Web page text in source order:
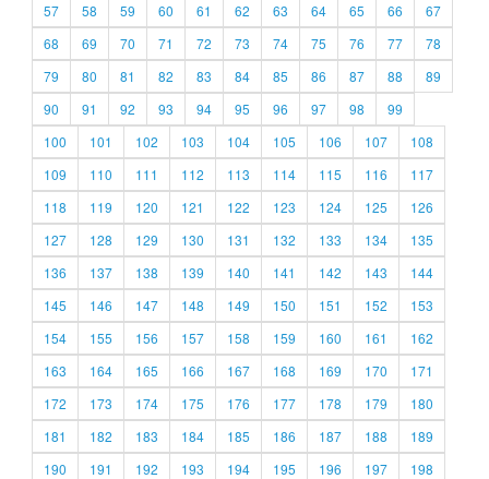
57
58 59 60 61 62 63 64 65 66
67
68
69 70 71 72 73 74 75 76 77
78
79
80 81 82 83 84 85 86 87 88
89
90
91 92 93 94 95 96 97 98
99
100
101 102 103 104 105 106 107
108
109
110 111 112 113 114 115 116
117
118
119 120 121 122 123 124 125
126
127
128 129 130 131 132 133 134
135
136
137 138 139 140 141 142 143
144
145
146 147 148 149 150 151 152
153
154
155 156 157 158 159 160 161
162
163
164 165 166 167 168 169 170
171
172
173 174 175 176 177 178 179
180
181
182 183 184 185 186 187 188
189
190
191 192 193 194 195 196 197
198